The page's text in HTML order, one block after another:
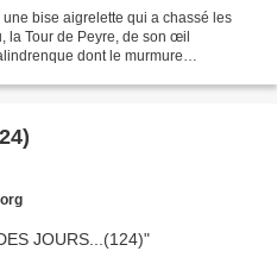
bise aigrelette qui a chassé les
la Tour de Peyre, de son œil
dont le murmure